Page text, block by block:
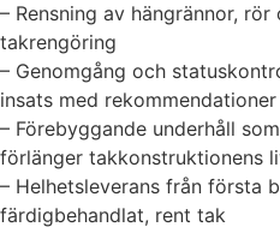
– Rensning av hängrännor,
takrengöring
– Genomgång och
insats med rekommendationer
– Förebyggande underhåll
förlänger takkonstruktionens
– Helhetsleverans från första
färdigbehandlat, rent tak